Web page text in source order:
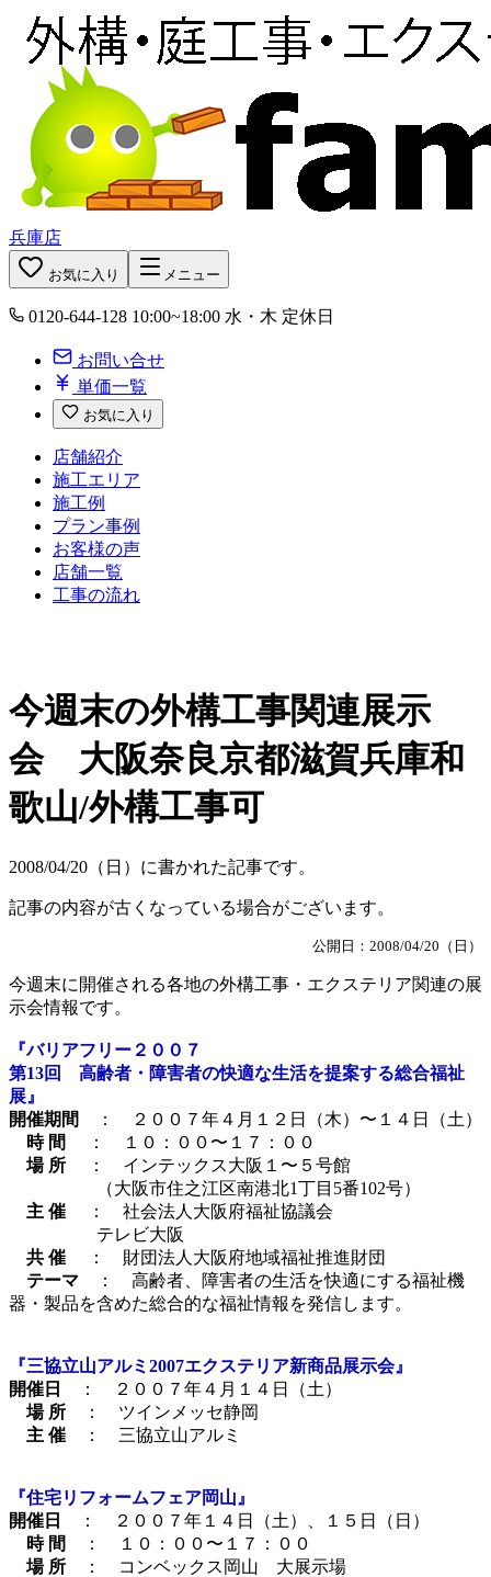
兵庫店
お気に入り メニュー
0120-644-128 10:00~18:00 水・木 定休日
お問い合せ
単価一覧
お気に入り
店舗紹介
施工エリア
施工例
プラン事例
お客様の声
店舗一覧
工事の流れ
今週末の外構工事関連展示
会 大阪奈良京都滋賀兵庫和
歌山/外構工事可
2008/04/20（日）に書かれた記事です。
記事の内容が古くなっている場合がございます。
公開日：2008/04/20（日）
今週末に開催される各地の外構工事・エクステリア関連の展
示会情報です。
『バリアフリー２００７
第13回 高齢者・障害者の快適な生活を提案する総合福祉
展』
開催期間
： ２００７年４月１２日（木）〜１４日（土）
時 間
： １０：００〜１７：００
場 所 ： インテックス大阪１〜５号館
（大阪市住之江区南港北1丁目5番102号）
主 催 ： 社会法人大阪府福祉協議会
テレビ大阪
共 催 ： 財団法人大阪府地域福祉推進財団
テーマ ： 高齢者、障害者の生活を快適にする福祉機
器・製品を含めた総合的な福祉情報を発信します。
『三協立山アルミ2007エクステリア新商品展示会』
開催日
： ２００７年４月１４日（土）
場 所 ： ツインメッセ静岡
主 催 ： 三協立山アルミ
『住宅リフォームフェア岡山』
開催日
： ２００７年１４日（土）、１５日（日）
時 間
： １０：００〜１７：００
場 所 ： コンベックス岡山 大展示場